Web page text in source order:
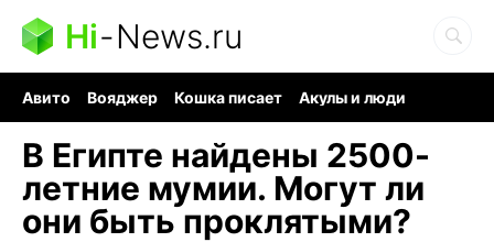
Hi-News.ru
Авито Вояджер Кошка писает
Акулы и люди
В Египте найдены 2500-
летние мумии. Могут ли
они быть проклятыми?